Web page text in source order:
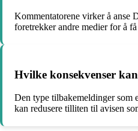
Kommentatorene virker å anse
foretrekker andre medier for å
Hvilke konsekvenser
Den type tilbakemeldinger som
kan redusere tilliten til avisen